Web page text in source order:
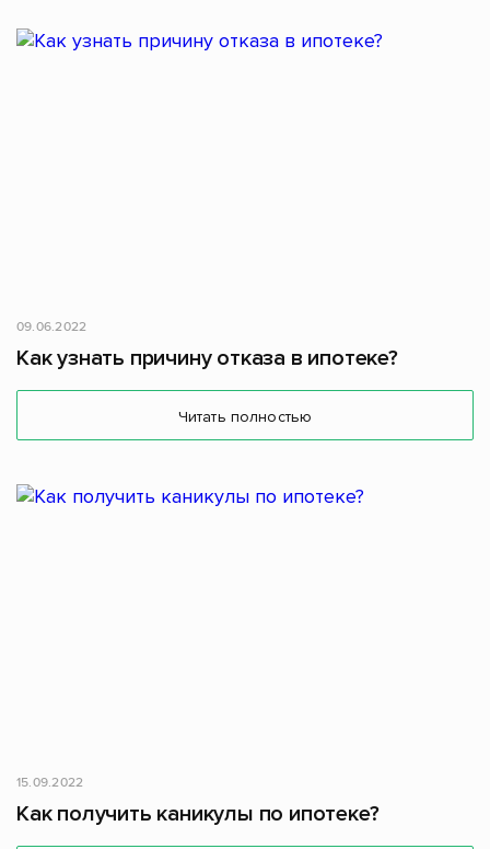
09.06.2022
Как узнать причину отказа в ипотеке?
Читать полностью
15.09.2022
Как получить каникулы по ипотеке?